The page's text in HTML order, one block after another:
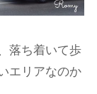
落ち着いて歩
エリアなのか